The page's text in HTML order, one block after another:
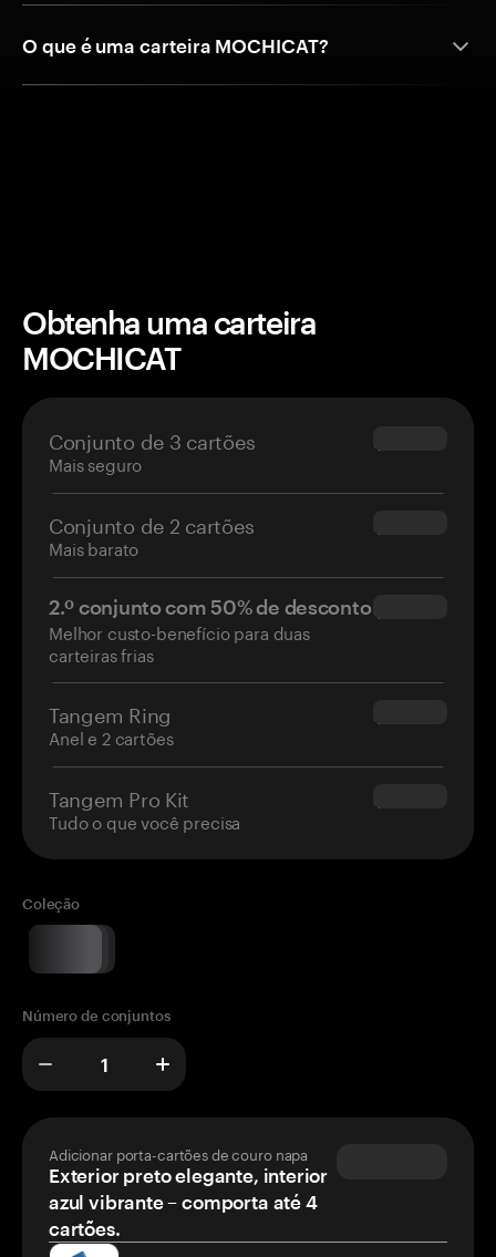
O que é uma carteira MOCHICAT?
Obtenha uma carteira
MOCHICAT
Conjunto de 3 cartões
Mais seguro
$69.90
Conjunto de 2 cartões
Mais barato
$54.90
2.º conjunto com 50% de desconto
Melhor custo-benefício para duas
carteiras frias
$34.95
Tangem Ring
Anel e 2 cartões
$160.00
Tangem Pro Kit
Tudo o que você precisa
$180.00
Coleção
Número de conjuntos
Adicionar porta-cartões de couro napa
Exterior preto elegante, interior
azul vibrante – comporta até 4
cartões.